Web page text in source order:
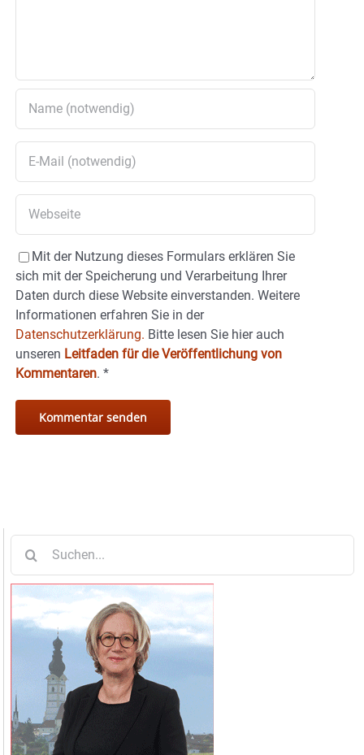
Mit der Nutzung dieses Formulars erklären Sie
sich mit der Speicherung und Verarbeitung Ihrer
Daten durch diese Website einverstanden. Weitere
Informationen erfahren Sie in der
Datenschutzerklärung. Bitte lesen Sie hier auch
unseren Leitfaden für die Veröffentlichung von
Kommentaren. *
nach: